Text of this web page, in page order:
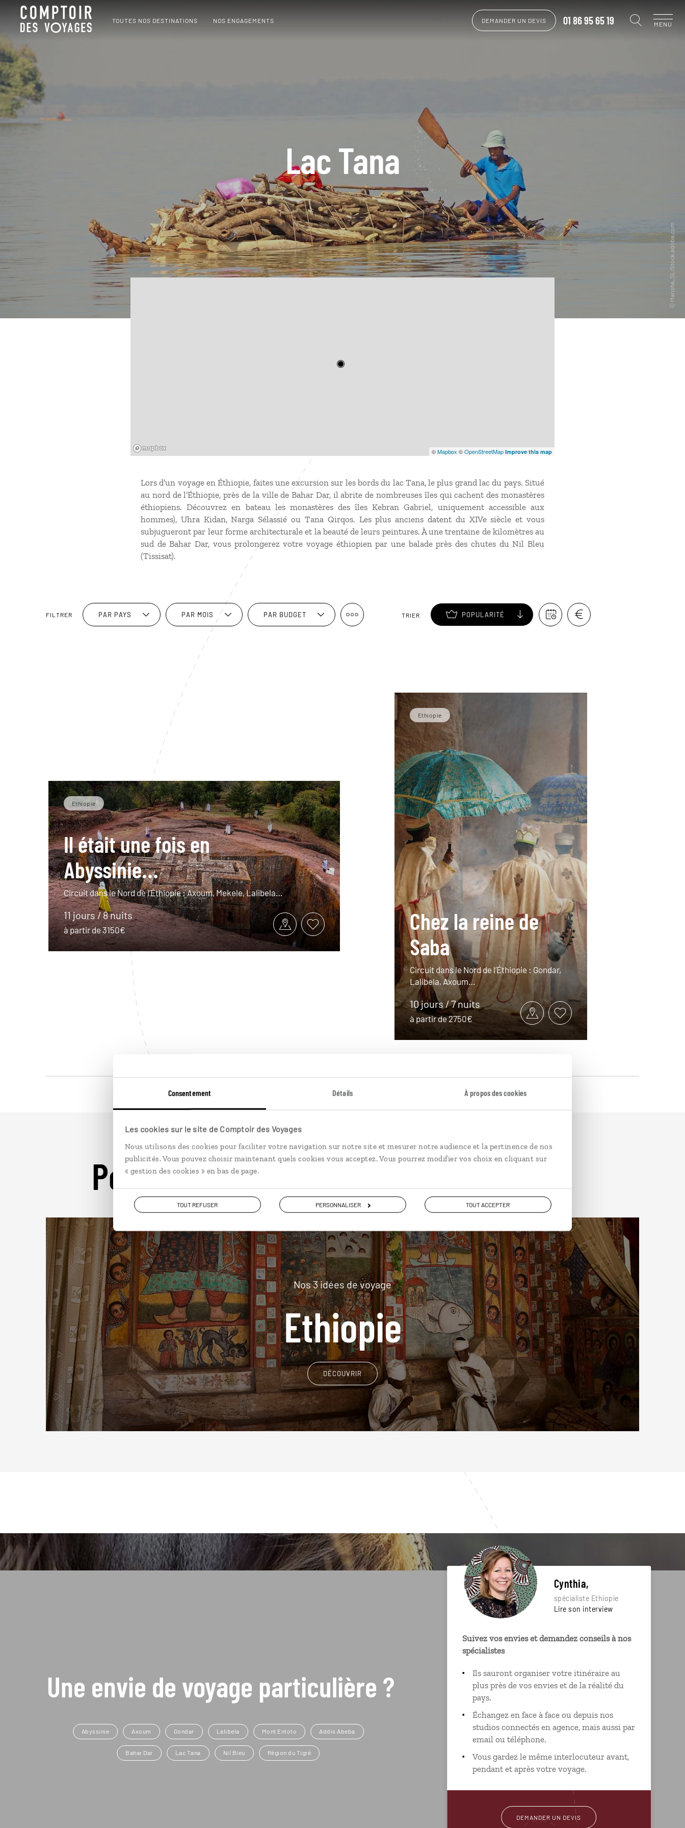
Consentement Détails À propos des cookies
Les cookies sur le site de Comptoir des Voyages
Nous utilisons des cookies pour faciliter votre navigation sur notre site et mesurer notre audience et la pertinence de nos
publicités. Vous pouvez choisir maintenant quels cookies vous acceptez. Vous pourrez modifier vos choix en cliquant sur
« gestion des cookies » en bas de page.
TOUT REFUSER PERSONNALISER TOUT ACCEPTER
TOUTES NOS DESTINATIONS NOS ENGAGEMENTS DEMANDER UN DEVIS 01 86 95 65 19 MENU
Lac Tana
©Mapbox ©OpenStreetMap Improve this map
Lors d’un voyage en Éthiopie, faites une excursion sur les bords du lac Tana, le plus grand lac du pays. Situé
au nord de l’Éthiopie, près de la ville de Bahar Dar, il abrite de nombreuses îles qui cachent des monastères
éthiopiens. Découvrez en bateau les monastères des îles Kebran Gabriel, uniquement accessible aux
hommes), Uhra Kidan, Narga Sélassié ou Tana Qirqos. Les plus anciens datent du XIVe siècle et vous
subjugueront par leur forme architecturale et la beauté de leurs peintures. À une trentaine de kilomètres au
sud de Bahar Dar, vous prolongerez votre voyage éthiopien par une balade près des chutes du Nil Bleu
(Tissisat).
FILTRER PAR PAYS PAR MOIS PAR BUDGET TRIER POPULARITÉ
Ethiopie
Il était une fois en
Abyssinie...
Circuit dans le Nord de l’Éthiopie : Axoum, Mekele, Lalibela…
11 jours / 8 nuits
à partir de 3150€
Ethiopie
Chez la reine de
Saba
Circuit dans le Nord de l’Éthiopie : Gondar,
Lalibela, Axoum…
10 jours / 7 nuits
à partir de 2750€
Pour aller plus loin
Nos 3 idées de voyage
Ethiopie
DÉCOUVRIR
Une envie de voyage particulière ?
Abyssinie Axoum Gondar Lalibela Mont Entoto Addis Abeba
Bahar Dar Lac Tana Nil Bleu Région du Tigré
Cynthia,
spécialiste Ethiopie
Lire son interview
Suivez vos envies et demandez conseils à nos
spécialistes
Ils sauront organiser votre itinéraire au
plus près de vos envies et de la réalité du
pays.
Échangez en face à face ou depuis nos
studios connectés en agence, mais aussi par
email ou téléphone.
Vous gardez le même interlocuteur avant,
pendant et après votre voyage.
DEMANDER UN DEVIS